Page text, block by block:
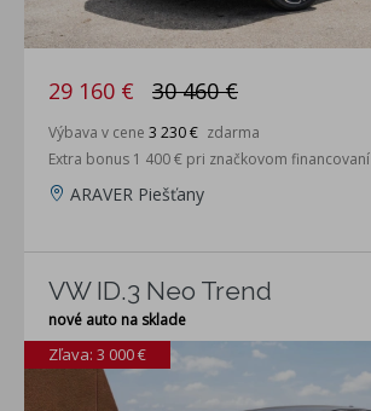
29 160 € 30 460 €
Výbava v cene 3 230 € zdarma
Extra bonus 1 400 € pri značkovom financovaní
ARAVER Piešťany
VW ID.3 Neo Trend
nové auto na sklade
Zľava: 3 000 €